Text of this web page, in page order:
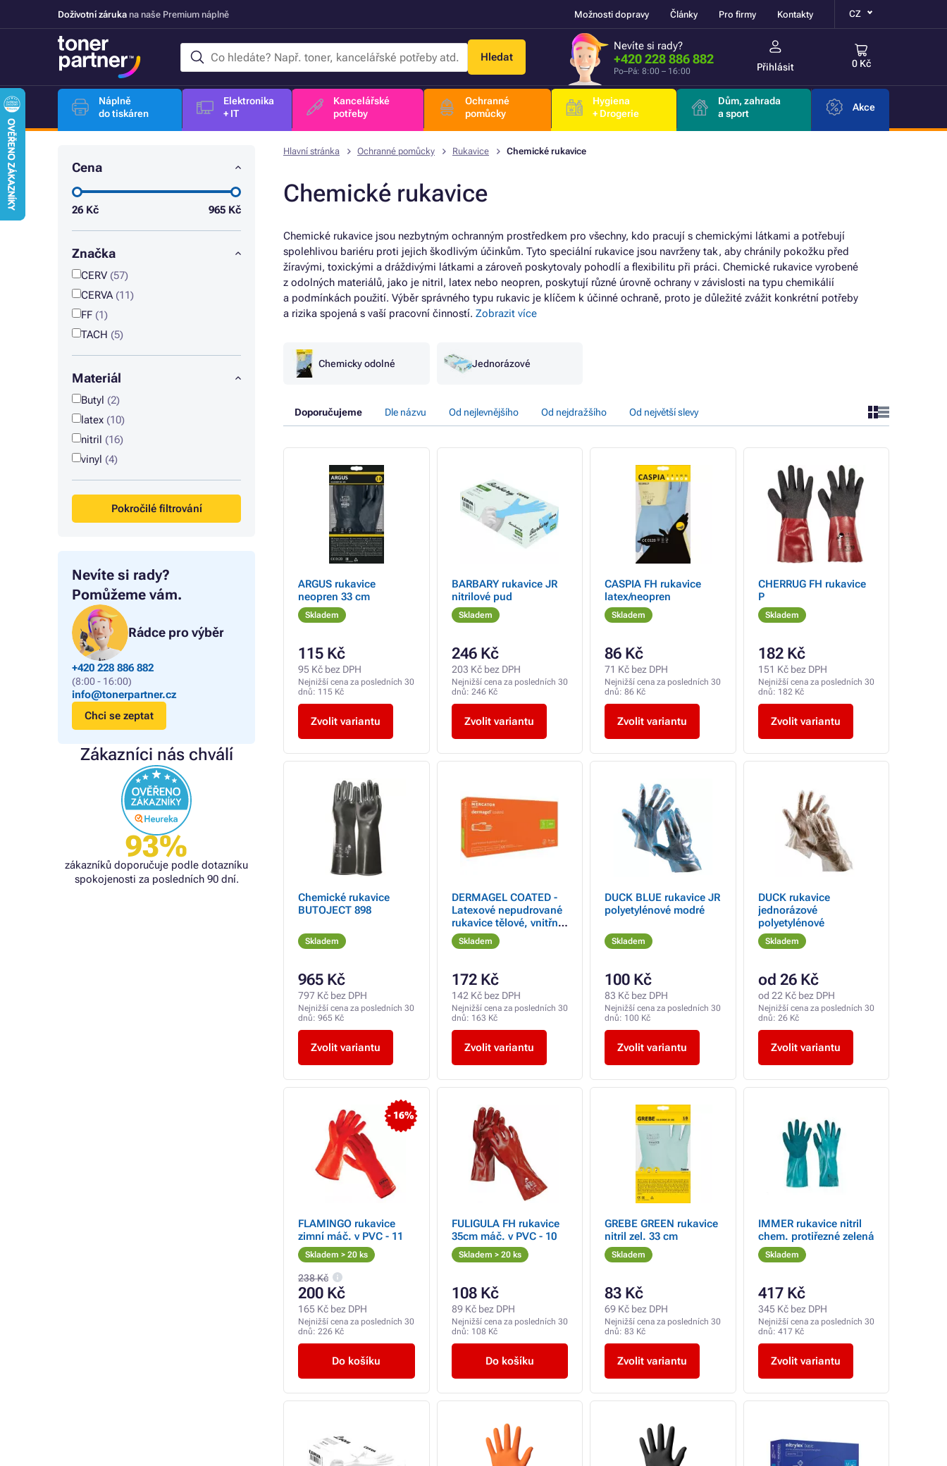
Doživotní záruka na naše Premium náplně Možnosti dopravy Články Pro firmy Kontakty CZ
Hledat
Nevíte si rady?
+420 228 886 882
Po–Pá: 8:00 – 16:00 Přihlásit 0 Kč
Náplně
do tiskáren
Elektronika
+ IT
Kancelářské
potřeby
Ochranné
pomůcky
Hygiena
+ Drogerie
Dům, zahrada
a sport
Akce
Cena
26Kč 965 Kč
Značka
CERV (57)
CERVA (11)
FF (1)
TACH (5)
Materiál
Butyl (2)
latex (10)
nitril (16)
vinyl (4)
Pokročilé filtrování
Nevíte si rady?
Pomůžeme vám.
Rádce pro výběr
+420 228 886 882
(8:00 - 16:00)
info@tonerpartner.cz
Chci se zeptat
Zákazníci nás chválí
93%
zákazníků doporučuje podle dotazníku
spokojenosti za posledních 90 dní.
Hlavní stránka Ochranné pomůcky Rukavice Chemické rukavice
Chemické rukavice
Chemické rukavice jsou nezbytným ochranným prostředkem pro všechny, kdo pracují s chemickými látkami a potřebují
spolehlivou bariéru proti jejich škodlivým účinkům. Tyto speciální rukavice jsou navrženy tak, aby chránily pokožku před
žíravými, toxickými a dráždivými látkami a zároveň poskytovaly pohodlí a flexibilitu při práci. Chemické rukavice vyrobené
z odolných materiálů, jako je nitril, latex nebo neopren, poskytují různé úrovně ochrany v závislosti na typu chemikálií
a podmínkách použití. Výběr správného typu rukavic je klíčem k účinné ochraně, proto je důležité zvážit konkrétní potřeby
a rizika spojená s vaší pracovní činností. Zobrazit více
Chemicky odolné Jednorázové
Doporučujeme Dle názvu Od nejlevnějšího Od nejdražšího Od největší slevy
ARGUS rukavice
neopren 33 cm
Skladem
115 Kč
95 Kč bez DPH
Nejnižší cena za posledních 30
dnů: 115 Kč
Zvolit variantu
BARBARY rukavice JR
nitrilové pud
Skladem
246 Kč
203 Kč bez DPH
Nejnižší cena za posledních 30
dnů: 246 Kč
Zvolit variantu
CASPIA FH rukavice
latex/neopren
Skladem
86 Kč
71 Kč bez DPH
Nejnižší cena za posledních 30
dnů: 86 Kč
Zvolit variantu
CHERRUG FH rukavice
P
Skladem
182 Kč
151 Kč bez DPH
Nejnižší cena za posledních 30
dnů: 182 Kč
Zvolit variantu
Chemické rukavice
BUTOJECT 898
Skladem
965 Kč
797 Kč bez DPH
Nejnižší cena za posledních 30
dnů: 965 Kč
Zvolit variantu
DERMAGEL COATED -
Latexové nepudrované
rukavice tělové, vnitřní
vrstva polymer, 100 ks
Skladem
172 Kč
142 Kč bez DPH
Nejnižší cena za posledních 30
dnů: 163 Kč
Zvolit variantu
DUCK BLUE rukavice JR
polyetylénové modré
Skladem
100 Kč
83 Kč bez DPH
Nejnižší cena za posledních 30
dnů: 100 Kč
Zvolit variantu
DUCK rukavice
jednorázové
polyetylénové
Skladem
od 26 Kč
od 22 Kč bez DPH
Nejnižší cena za posledních 30
dnů: 26 Kč
Zvolit variantu
- 16%
FLAMINGO rukavice
zimní máč. v PVC - 11
Skladem > 20 ks
238 Kč
200 Kč
165 Kč bez DPH
Nejnižší cena za posledních 30
dnů: 226 Kč
Do košíku
FULIGULA FH rukavice
35cm máč. v PVC - 10
Skladem > 20 ks
108 Kč
89 Kč bez DPH
Nejnižší cena za posledních 30
dnů: 108 Kč
Do košíku
GREBE GREEN rukavice
nitril zel. 33 cm
Skladem
83 Kč
69 Kč bez DPH
Nejnižší cena za posledních 30
dnů: 83 Kč
Zvolit variantu
IMMER rukavice nitril
chem. protiřezné zelená
Skladem
417 Kč
345 Kč bez DPH
Nejnižší cena za posledních 30
dnů: 417 Kč
Zvolit variantu